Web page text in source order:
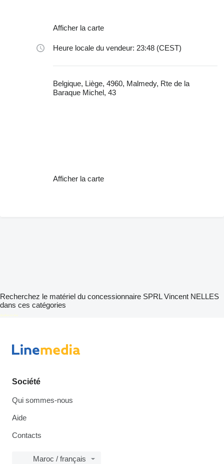
Afficher la carte
Heure locale du vendeur: 23:48 (CEST)
Belgique, Liège, 4960, Malmedy, Rte de la
Baraque Michel, 43
Afficher la carte
Recherchez le matériel du concessionnaire SPRL Vincent NELLES
dans ces catégories
disallow-in-dsa
Société
Qui sommes-nous
Aide
Contacts
Maroc / français